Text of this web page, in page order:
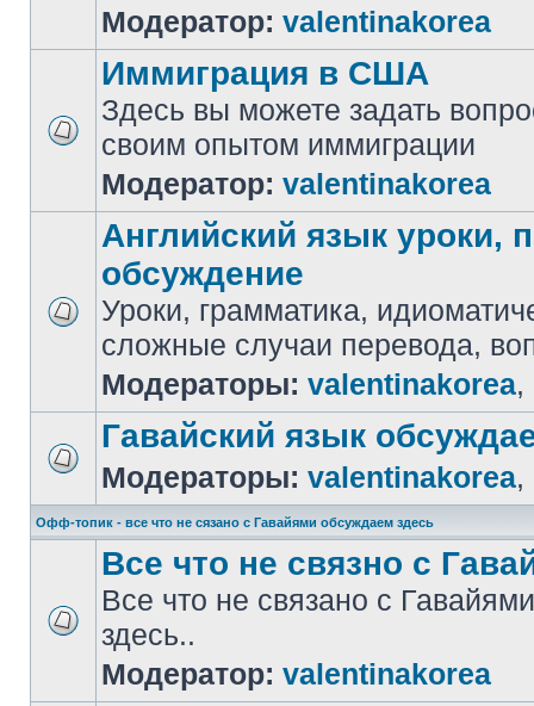
Модератор: valentinakorea
Иммиграция в США
Здесь вы можете задать
своим опытом иммиграции
Модератор: valentinakorea
Английский язык уроки,
обсуждение
Уроки, грамматика,
сложные случаи перевода,
Модераторы: valentinakorea,
Гавайский язык
Модераторы: valentinakorea,
Офф-топик - все что не сязано с Гавайями обсуждаем здесь
Все что не связно с
Все что не связано с
здесь..
Модератор: valentinakorea